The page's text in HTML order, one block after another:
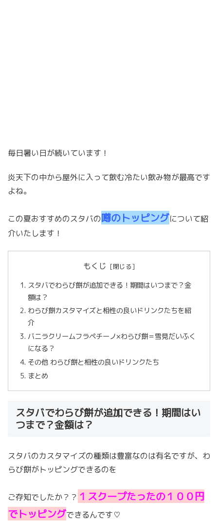
毎日暑い日が続いています！
炎天下の中から屋外に入って飲む冷たい飲み物が最高です
よね。
この夏おすすめのスタバの噂のトッピングについて紹
介いたします！
もくじ
スタバでわらび餅が追加できる！期間はいつまで？金
額は？
わらび餅カスタマイズと相性の良いドリンクたちを紹
介
バニラクリームフラペチーノ×わらび餅＝雪見だいふく
になる？
その他 わらび餅と相性の良いドリンクたち
まとめ
スタバでわらび餅が追加できる！期間はい
つまで？金額は？
スタバのカスタマイズの種類は豊富なのは有名ですが、わ
らび餅がトッピングできるのを
ご存知でしたか？？ １スクープたったの１００円
でトッピングできるんです♡